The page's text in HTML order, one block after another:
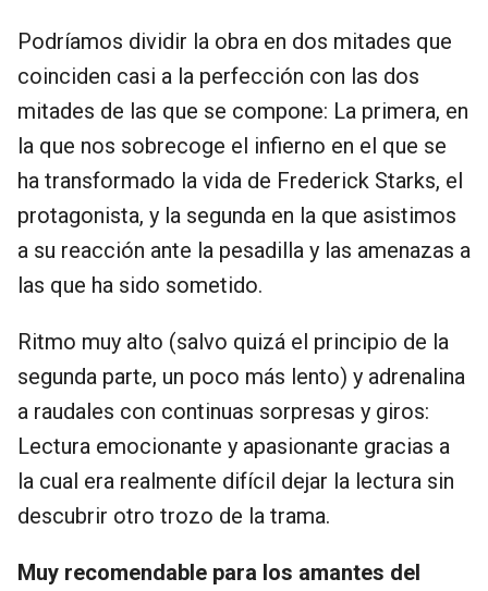
Podríamos dividir la obra en dos mitades que
coinciden casi a la perfección con las dos
mitades de las que se compone: La primera, en
la que nos sobrecoge el infierno en el que se
ha transformado la vida de Frederick Starks, el
protagonista, y la segunda en la que asistimos
a su reacción ante la pesadilla y las amenazas a
las que ha sido sometido.
Ritmo muy alto (salvo quizá el principio de la
segunda parte, un poco más lento) y adrenalina
a raudales con continuas sorpresas y giros:
Lectura emocionante y apasionante gracias a
la cual era realmente difícil dejar la lectura sin
descubrir otro trozo de la trama.
Muy recomendable para los amantes del